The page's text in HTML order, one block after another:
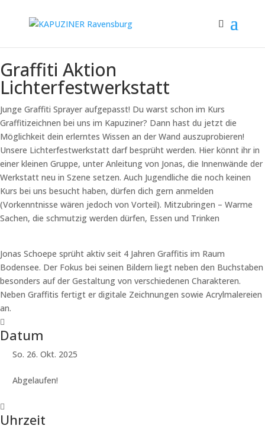
Graffiti Aktion
Lichterfestwerkstatt
Junge Graffiti Sprayer aufgepasst! Du warst schon im Kurs
Graffitizeichnen bei uns im Kapuziner? Dann hast du jetzt die
Möglichkeit dein erlerntes Wissen an der Wand auszuprobieren!
Unsere Lichterfestwerkstatt darf besprüht werden. Hier könnt ihr in
einer kleinen Gruppe, unter Anleitung von Jonas, die Innenwände der
Werkstatt neu in Szene setzen. Auch Jugendliche die noch keinen
Kurs bei uns besucht haben, dürfen dich gern anmelden
(Vorkenntnisse wären jedoch von Vorteil). Mitzubringen – Warme
Sachen, die schmutzig werden dürfen, Essen und Trinken
Jonas Schoepe sprüht aktiv seit 4 Jahren Graffitis im Raum
Bodensee. Der Fokus bei seinen Bildern liegt neben den Buchstaben
besonders auf der Gestaltung von verschiedenen Charakteren.
Neben Graffitis fertigt er digitale Zeichnungen sowie Acrylmalereien
an.
Datum
So. 26. Okt. 2025
Abgelaufen!
Uhrzeit